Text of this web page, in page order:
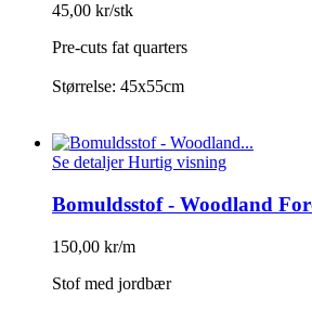
45,00 kr/stk
Pre-cuts fat quarters
Størrelse: 45x55cm
Se detaljerHurtig visning
Bomuldsstof - Woodland
150,00 kr/m
Stof med jordbær